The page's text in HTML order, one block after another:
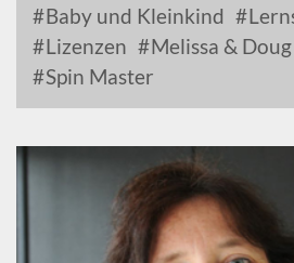
Baby und Kleinkind
Lizenzen
Melissa & Doug
Spin Master